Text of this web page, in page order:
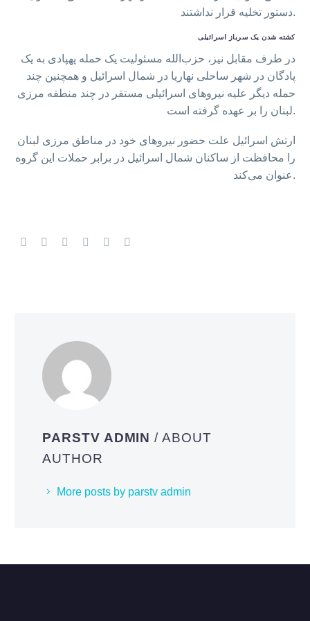
دستور تخلیه قرار نداشتند.
کشته شدن یک سرباز اسرائیلی
در طرف مقابل نیز، حزب‌الله مسئولیت یک حمله پهپادی به یک
پادگان در شهر ساحلی نهاریا در شمال اسرائیل و همچنین چند
حمله دیگر علیه نیروهای اسرائیلی مستقر در چند منطقه مرزی
لبنان را بر عهده گرفته است.
ارتش اسرائیل علت حضور نیروهای خود در مناطق مرزی لبنان
را محافظت از ساکنان شمال اسرائیل در برابر حملات این گروه
عنوان می‌کند.
PARSTV ADMIN/ ABOUT
AUTHOR
More posts by parstv admin